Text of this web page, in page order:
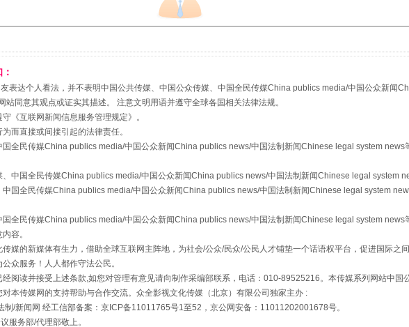
无期 从幼儿园到大学，有这些资助
你上场 事关残疾人未来5年
表达个人看法，并不表明中国公共传媒、中国公众传媒、中国全民传媒China publics media/中国公众新闻
同意其观点或证实其描述。 注意文明用语并遵守全球各国相关法律法规。
守《互联网新闻信息服务管理规定》。
而直接或间接引起的法律责任。
全民传媒China publics media/中国公众新闻China publics news/中国法制新闻Chinese legal system news
、中国全民传媒China publics media/中国公众新闻China publics news/中国法制新闻Chinese legal system
国全民传媒China publics media/中国公众新闻China publics news/中国法制新闻Chinese legal system
全民传媒China publics media/中国公众新闻China publics news/中国法制新闻Chinese legal system news
容。
媒的新媒体有生力，借助全球互联网主阵地，为社会/公众/民众/公民人才铺垫一个话语权平台，促进国际之
众服务！人人都作守法公民。
阅读并接受上述条款,如您对管理有意见请向制作采编部联系，电话：010-89525216。本传媒系列网站中国
本传媒网的支持帮助与合作交流。众全影视文化传媒（北京）有限公司独家主办 :
制/新闻网 经工信部备案：京ICP备11011765号1至52，京公网安备：11011202001678号。
服务部/代理部敬上。